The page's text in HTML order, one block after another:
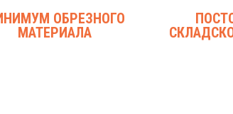
ОБРЕЗНОГО
МАТЕРИАЛА